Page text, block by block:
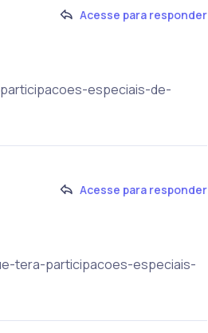
Acesse para responder
especiais-de-
Acesse para responder
tera-participacoes-especiais-